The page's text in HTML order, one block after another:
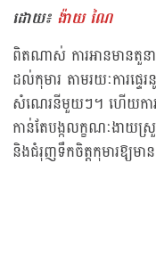
ដោយ៖ ង៉ាយ ណៃ
ពិតណាស់ ការអានមានតួនា
ដល់កុមារ តាមរយៈការផ្ទ
សំណេរនីមួយៗ។ ហើយកា
កាន់តែបង្កលក្ខណៈងាយ
និងជំរុញទឹកចិត្តកុមារឱ្យមា